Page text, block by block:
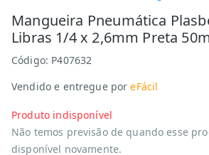
Mangueira Pneumática
Libras 1/4 x 2,6mm Preta 50m
Código: P407632
Vendido e entregue por eFácil
Produto indisponível
Não temos previsão de quando esse
disponível novamente.